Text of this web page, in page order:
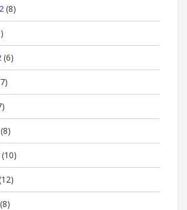
(8)
(6)
(8)
(10)
(8)